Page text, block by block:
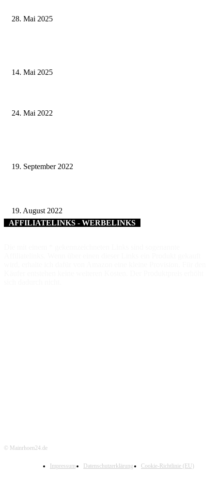
28. Mai 2025
14. Mai 2025
24. Mai 2022
19. September 2022
19. August 2022
AFFILIATELINKS - WERBELINKS
© Mainrhoen24.de
Impressum Datenschutzerklärung Cookie-Richtlinie (EU)